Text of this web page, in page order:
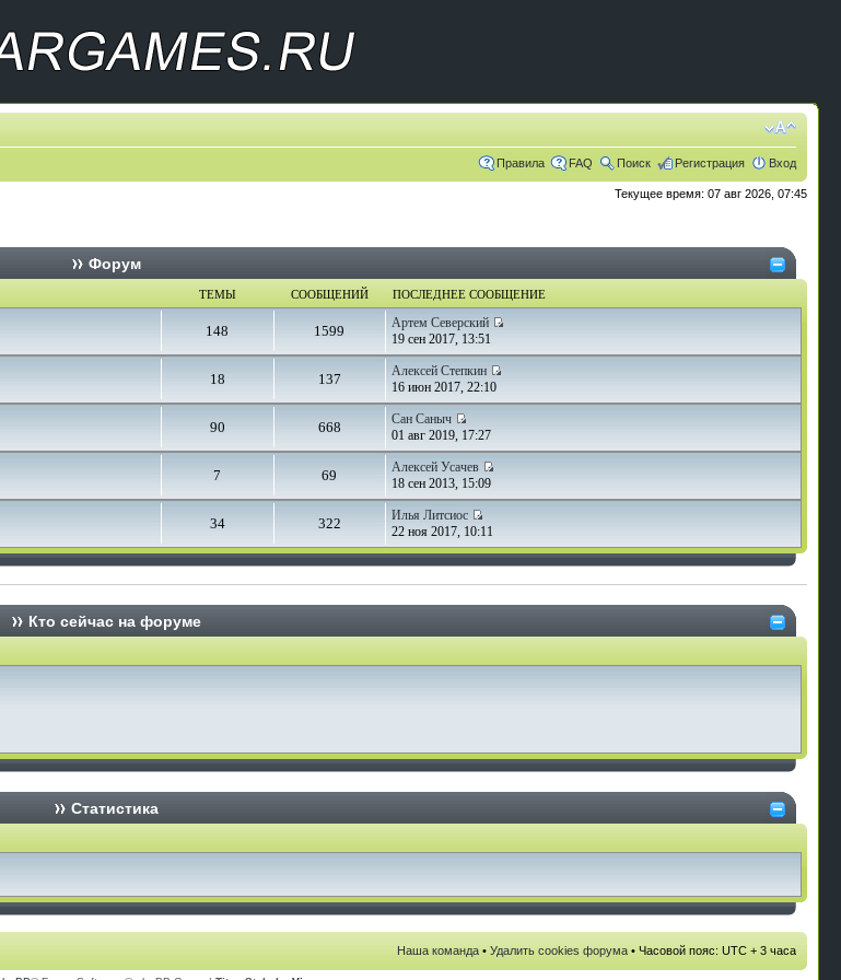
Правила FAQ Поиск Регистрация Вход
Текущее время: 07 авг 2026, 07:45
Форум
ТЕМЫ СООБЩЕНИЙ ПОСЛЕДНЕЕ СООБЩЕНИЕ
148 1599
Артем Северский
19 сен 2017, 13:51
18 137
Алексей Степкин
16 июн 2017, 22:10
90 668
Сан Саныч
01 авг 2019, 17:27
7 69
Алексей Усачев
18 сен 2013, 15:09
34 322
Илья Литсиос
22 ноя 2017, 10:11
Кто сейчас на форуме
Статистика
Наша команда • Удалить cookies форума • Часовой пояс: UTC + 3 часа